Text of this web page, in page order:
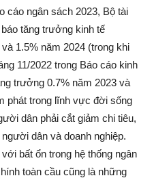
cáo ngân sách 2023, Bộ tài
tăng trưởng kinh tế
1.5% năm 2024 (trong khi
11/2022 trong Báo cáo kinh
trưởng 0.7% năm 2023 và
phát trong lĩnh vực đời sống
dân phải cắt giảm chi tiêu,
dân và doanh nghiệp.
bất ổn trong hệ thống ngân
toàn cầu cũng là những